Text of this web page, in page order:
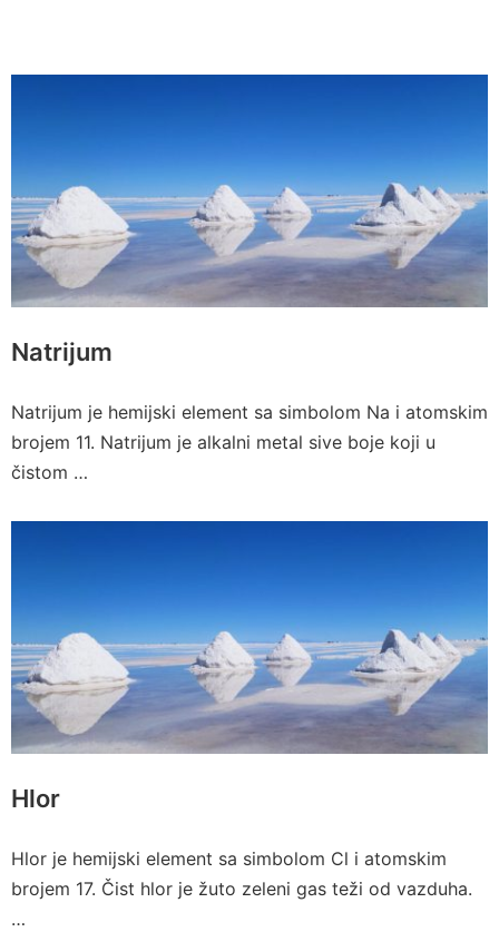
Natrijum
Natrijum je hemijski element sa simbolom Na i atomskim
brojem 11. Natrijum je alkalni metal sive boje koji u
čistom …
Hlor
Hlor je hemijski element sa simbolom Cl i atomskim
brojem 17. Čist hlor je žuto zeleni gas teži od vazduha.
…